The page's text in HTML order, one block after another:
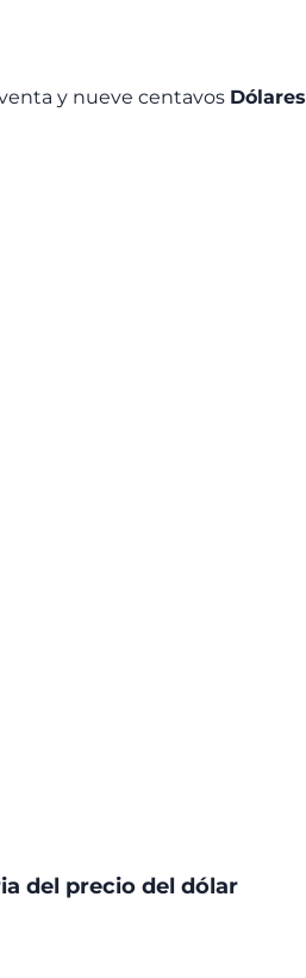
y nueve centavos Dólares
del precio del dólar